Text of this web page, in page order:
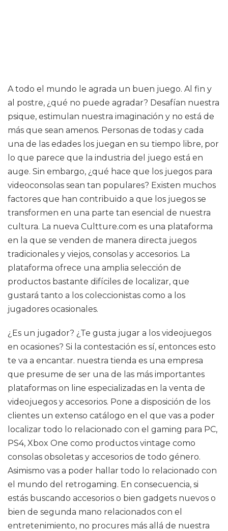
A todo el mundo le agrada un buen juego. Al fin y
al postre, ¿qué no puede agradar? Desafían nuestra
psique, estimulan nuestra imaginación y no está de
más que sean amenos. Personas de todas y cada
una de las edades los juegan en su tiempo libre, por
lo que parece que la industria del juego está en
auge. Sin embargo, ¿qué hace que los juegos para
videoconsolas sean tan populares? Existen muchos
factores que han contribuido a que los juegos se
transformen en una parte tan esencial de nuestra
cultura. La nueva Cultture.com es una plataforma
en la que se venden de manera directa juegos
tradicionales y viejos, consolas y accesorios. La
plataforma ofrece una amplia selección de
productos bastante difíciles de localizar, que
gustará tanto a los coleccionistas como a los
jugadores ocasionales.
¿Es un jugador? ¿Te gusta jugar a los videojuegos
en ocasiones? Si la contestación es sí, entonces esto
te va a encantar. nuestra tienda es una empresa
que presume de ser una de las más importantes
plataformas on line especializadas en la venta de
videojuegos y accesorios. Pone a disposición de los
clientes un extenso catálogo en el que vas a poder
localizar todo lo relacionado con el gaming para PC,
PS4, Xbox One como productos vintage como
consolas obsoletas y accesorios de todo género.
Asimismo vas a poder hallar todo lo relacionado con
el mundo del retrogaming. En consecuencia, si
estás buscando accesorios o bien gadgets nuevos o
bien de segunda mano relacionados con el
entretenimiento, no procures más allá de nuestra